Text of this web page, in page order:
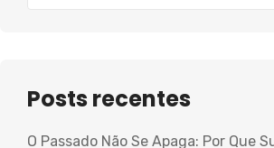
Posts recentes
O Passado Não Se Apaga: Por Que